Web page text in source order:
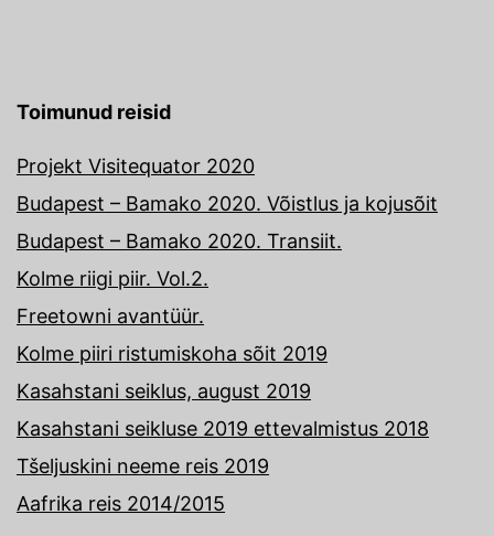
Toimunud reisid
Projekt Visitequator 2020
Budapest – Bamako 2020. Võistlus ja kojusõit
Budapest – Bamako 2020. Transiit.
Kolme riigi piir. Vol.2.
Freetowni avantüür.
Kolme piiri ristumiskoha sõit 2019
Kasahstani seiklus, august 2019
Kasahstani seikluse 2019 ettevalmistus 2018
Tšeljuskini neeme reis 2019
Aafrika reis 2014/2015